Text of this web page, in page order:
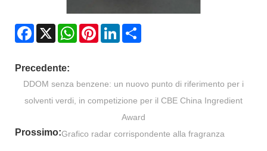
Facebook
X WhatsAppPinterestLinkedIn
Precedente:
DDOM senza benzene: un nuovo punto di riferimento per i
solventi verdi, in competizione per il CBE China Ingredient
Award
Prossimo:Grafico radar corrispondente alla fragranza